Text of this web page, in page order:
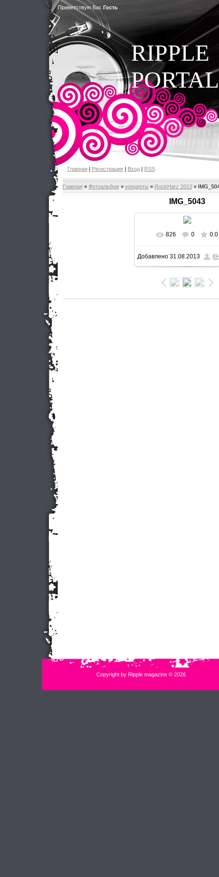
Приветствую Вас Гость
RIPPLE
PORTAL
Главная| Регистрация| Вход| RSS
Главная » Фотоальбом » концерты » RockHarz 2013»
IMG_5043
В реальном
900x600/ 81.0Kb
826 0 0.0
Добавлено 31.08.2013
Copyright by Ripple magazine © 2026